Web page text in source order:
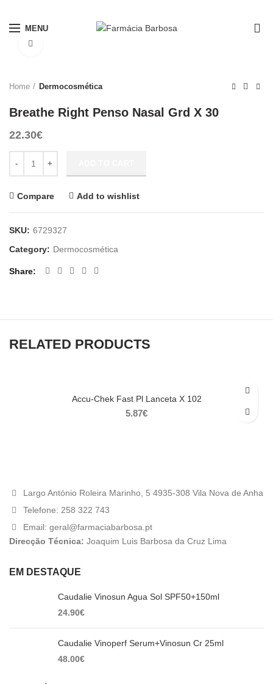
MENU
Home Dermocosmética
Breathe Right Penso Nasal Grd X 30
22.30€
Compare Add to wishlist
SKU: 6729327
Category: Dermocosmética
Share
RELATED PRODUCTS
Accu-Chek Fast Pl Lanceta X 102
5.87€
Largo António Roleira Marinho, 5 4935-308 Vila Nova de Anha
Telefone: 258 322 743
Email: geral@farmaciabarbosa.pt
Direcção Técnica: Joaquim Luis Barbosa da Cruz Lima
EM DESTAQUE
Caudalie Vinosun Agua Sol SPF50+150ml
24.90€
Caudalie Vinoperf Serum+Vinosun Cr 25ml
48.00€